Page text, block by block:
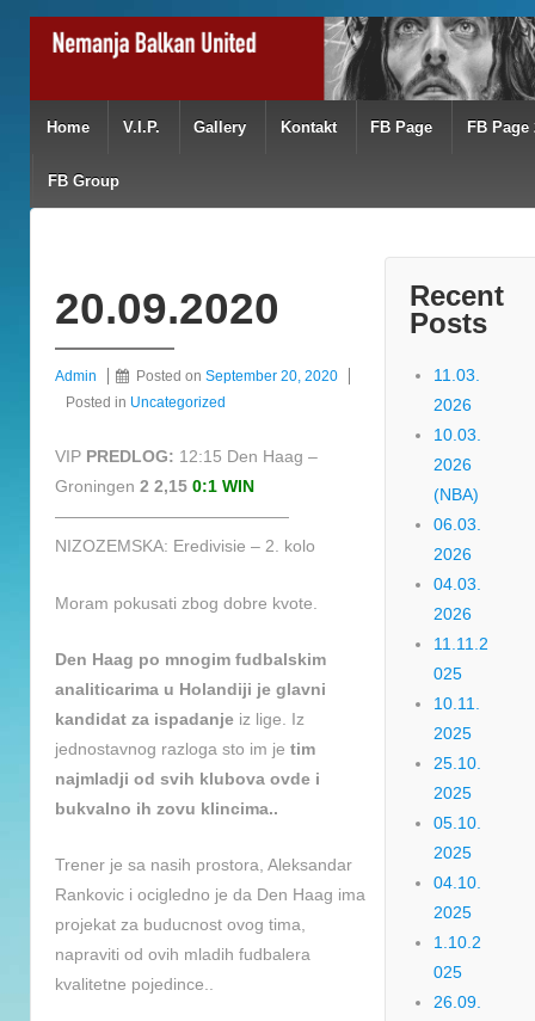
Home V.I.P. Gallery Kontakt FB Page FB Page
FB Group
20.09.2020
Admin Posted on September 20, 2020
Posted in Uncategorized
VIP PREDLOG: 12:15 Den Haag –
Groningen 2 2,15 0:1 WIN
——————————————
NIZOZEMSKA: Eredivisie – 2. kolo
Moram pokusati zbog dobre kvote.
Den Haag po mnogim fudbalskim
analiticarima u Holandiji je glavni
kandidat za ispadanje iz lige. Iz
jednostavnog razloga sto im je tim
najmladji od svih klubova ovde i
bukvalno ih zovu klincima..
Trener je sa nasih prostora, Aleksandar
Rankovic i ocigledno je da Den Haag ima
projekat za buducnost ovog tima,
napraviti od ovih mladih fudbalera
kvalitetne pojedince..
Recent
Posts
11.03.
2026
10.03.
2026
(NBA)
06.03.
2026
04.03.
2026
11.11.2
025
10.11.
2025
25.10.
2025
05.10.
2025
04.10.
2025
1.10.2
025
26.09.